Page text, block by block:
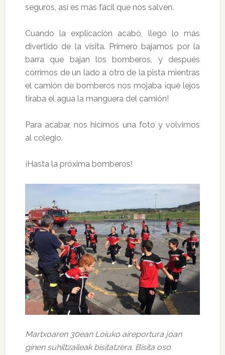
seguros, así es más fácil que nos salven.
Cuando la explicación acabó, llegó lo más
divertido de la visita. Primero bajamos por la
barra que bajan los bomberos, y después
corrimos de un lado a otro de la pista mientras
el camión de bomberos nos mojaba ¡qué lejos
tiraba el agua la manguera del camión!
Para acabar, nos hicimos una foto y volvimos
al colegio.
¡Hasta la próxima bomberos!
Martxoaren 30ean Loiuko aireportura joan
ginen suhiltzaileak bisitatzera. Bisita oso